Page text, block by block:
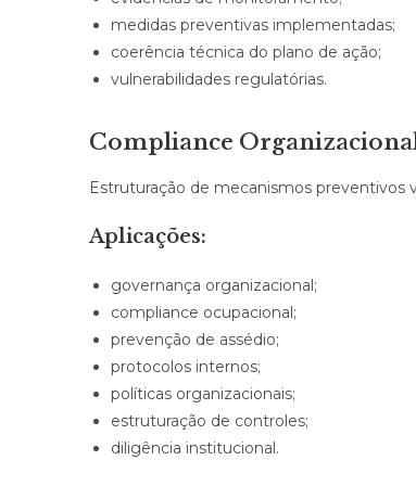
medidas preventivas implementadas;
coerência técnica do plano de ação;
vulnerabilidades regulatórias.
Compliance
Estruturação de mecanismos preventivos
Aplicações:
governança organizacional;
compliance ocupacional;
prevenção de assédio;
protocolos internos;
políticas organizacionais;
estruturação de controles;
diligência institucional.